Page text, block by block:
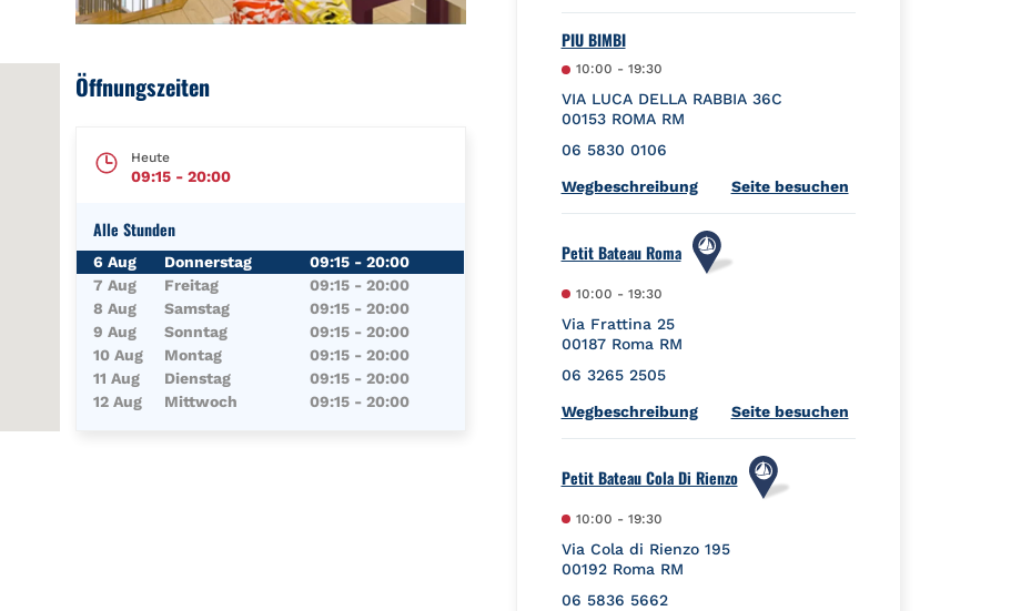
Öffnungszeiten
Heute
09:15 -20:00
Alle Stunden
Wochentag Öffnungszeiten
6 Aug Donnerstag 09:15 -20:00
7 Aug
Freitag 09:15 -20:00
8 Aug
Samstag 09:15 -20:00
9 Aug
Sonntag 09:15 -20:00
10 Aug
Montag 09:15 -20:00
11 Aug
Dienstag 09:15 -20:00
12 Aug
Mittwoch 09:15 -20:00
PIU BIMBI
10:00 - 19:30
VIA LUCA DELLA RABBIA 36C
00153 ROMA RM
06 5830 0106
WegbeschreibungLink Opens in New Tab
Seite besuchen
Petit Bateau Roma
10:00 - 19:30
Via Frattina 25
00187 Roma RM
06 3265 2505
WegbeschreibungLink Opens in New Tab
Seite besuchen
Petit Bateau Cola Di Rienzo
10:00 - 19:30
Via Cola di Rienzo 195
00192 Roma RM
06 5836 5662